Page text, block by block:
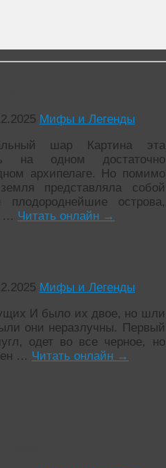
Мифы и Легенды
шар Картина эта
на одном достаточно
архипелаге. Но помимо
представляла собой
плодороднейшие острова,
… Читать онлайн →
Мифы и Легенды
И было их двое, но шли
они неразлучны. Первый
одет во все черное, но
… Читать онлайн →